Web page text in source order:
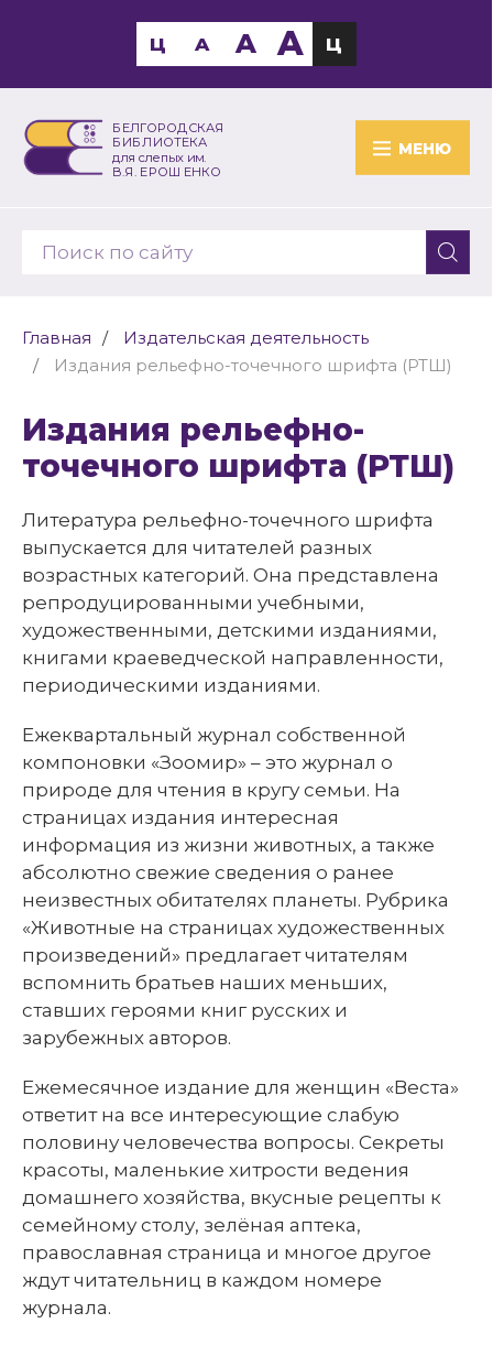
БЕЛГОРОДСКАЯ
БИБЛИОТЕКА
для слепых им.
В.Я. ЕРОШЕНКО
МЕНЮ
Ц A A A Ц
Главная
Издательская деятельность
Издания рельефно-точечного шрифта (РТШ)
Издания рельефно-
точечного шрифта (РТШ)
Литература рельефно-точечного шрифта
выпускается для читателей разных
возрастных категорий. Она представлена
репродуцированными учебными,
художественными, детскими изданиями,
книгами краеведческой направленности,
периодическими изданиями.
Ежеквартальный журнал собственной
компоновки «Зоомир» – это журнал о
природе для чтения в кругу семьи. На
страницах издания интересная
информация из жизни животных, а также
абсолютно свежие сведения о ранее
неизвестных обитателях планеты. Рубрика
«Животные на страницах художественных
произведений» предлагает читателям
вспомнить братьев наших меньших,
ставших героями книг русских и
зарубежных авторов.
Ежемесячное издание для женщин «Веста»
ответит на все интересующие слабую
половину человечества вопросы. Секреты
красоты, маленькие хитрости ведения
домашнего хозяйства, вкусные рецепты к
семейному столу, зелёная аптека,
православная страница и многое другое
ждут читательниц в каждом номере
журнала.